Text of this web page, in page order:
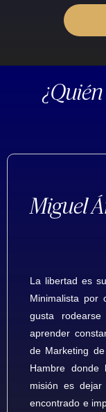
Miguel
La libertad es
Minimalista por
gusta
aprender
de Marketing
Hambre
misión es
encontrado e